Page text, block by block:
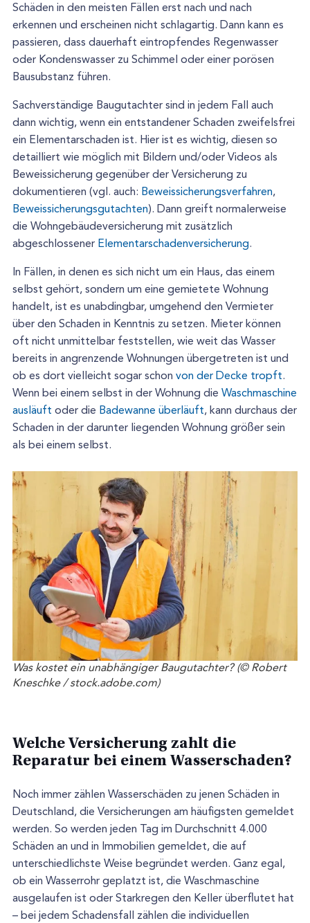
Schäden in den meisten Fällen erst nach und nach
erkennen und erscheinen nicht schlagartig. Dann kann es
passieren, dass dauerhaft eintropfendes Regenwasser
oder Kondenswasser zu Schimmel oder einer porösen
Bausubstanz führen.
Sachverständige Baugutachter sind in jedem Fall auch
dann wichtig, wenn ein entstandener Schaden zweifelsfrei
ein Elementarschaden ist. Hier ist es wichtig, diesen so
detailliert wie möglich mit Bildern und/oder Videos als
Beweissicherung gegenüber der Versicherung zu
dokumentieren (vgl. auch: Beweissicherungsverfahren,
Beweissicherungsgutachten). Dann greift normalerweise
die Wohngebäudeversicherung mit zusätzlich
abgeschlossener Elementarschadenversicherung.
In Fällen, in denen es sich nicht um ein Haus, das einem
selbst gehört, sondern um eine gemietete Wohnung
handelt, ist es unabdingbar, umgehend den Vermieter
über den Schaden in Kenntnis zu setzen. Mieter können
oft nicht unmittelbar feststellen, wie weit das Wasser
bereits in angrenzende Wohnungen übergetreten ist und
ob es dort vielleicht sogar schon von der Decke tropft.
Wenn bei einem selbst in der Wohnung die Waschmaschine
ausläuft oder die Badewanne überläuft, kann durchaus der
Schaden in der darunter liegenden Wohnung größer sein
als bei einem selbst.
Was kostet ein unabhängiger Baugutachter? (© Robert
Kneschke / stock.adobe.com)
Welche Versicherung zahlt die
Reparatur bei einem Wasserschaden?
Noch immer zählen Wasserschäden zu jenen Schäden in
Deutschland, die Versicherungen am häufigsten gemeldet
werden. So werden jeden Tag im Durchschnitt 4.000
Schäden an und in Immobilien gemeldet, die auf
unterschiedlichste Weise begründet werden. Ganz egal,
ob ein Wasserrohr geplatzt ist, die Waschmaschine
ausgelaufen ist oder Starkregen den Keller überflutet hat
– bei jedem Schadensfall zählen die individuellen